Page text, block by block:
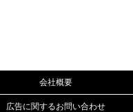
会社概要
広告に関するお問い合わせ